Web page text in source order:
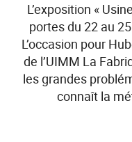
L’exposition «
portes du 22 au
L’occasion pour
de l’UIMM La
les grandes
connaît la